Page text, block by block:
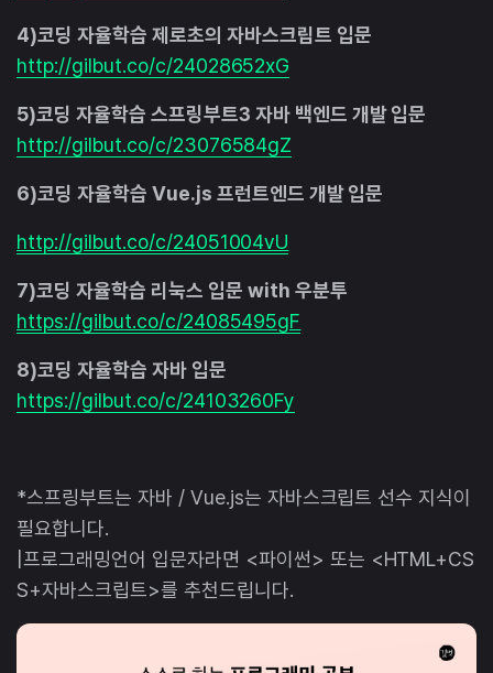
4)코딩 자율학습 제로초의 자바스크립트 입문
http://gilbut.co/c/24028652xG
5)코딩 자율학습 스프링부트3 자바 백엔드 개발 입문
http://gilbut.co/c/23076584gZ
6)코딩 자율학습 Vue.js 프런트엔드 개발 입문
http://gilbut.co/c/24051004vU
7)코딩 자율학습 리눅스 입문 with 우분투
https://gilbut.co/c/24085495gF
8)코딩 자율학습 자바 입문
https://gilbut.co/c/24103260Fy
*스프링부트는 자바 / Vue.js는 자바스크립트 선수 지식이
필요합니다.
|프로그래밍언어 입문자라면 <파이썬> 또는 <HTML+CS
S+자바스크립트>를 추천드립니다.